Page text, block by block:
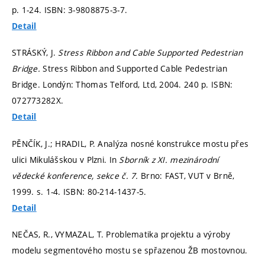
p. 1-24. ISBN: 3-9808875-3-7.
Detail
STRÁSKÝ, J. Stress Ribbon and Cable Supported Pedestrian
Bridge.Stress Ribbon and Supported Cable Pedestrian
Bridge. Londýn: Thomas Telford, Ltd, 2004. 240 p. ISBN:
072773282X.
Detail
PĚNČÍK, J.; HRADIL, P. Analýza nosné konstrukce mostu přes
ulici Mikulášskou v Plzni. In Sborník z XI. mezinárodní
vědecké konference, sekce č. 7. Brno: FAST, VUT v Brně,
1999. s. 1-4. ISBN: 80-214-1437-5.
Detail
NEČAS, R., VYMAZAL, T. Problematika projektu a výroby
modelu segmentového mostu se spřazenou ŽB mostovnou.